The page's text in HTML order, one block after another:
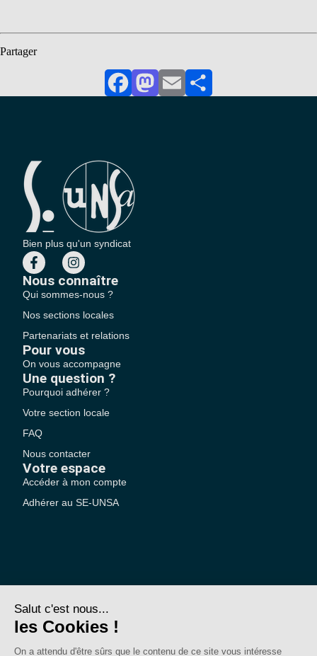
Partager
FacebookMastodon
EmailPartager
Bien plus qu'un syndicat
Nous connaître
Qui sommes-nous ?
Nos sections locales
Partenariats et relations
Pour vous
On vous accompagne
Une question ?
Pourquoi adhérer ?
Votre section locale
FAQ
Nous contacter
Votre espace
Accéder à mon compte
Adhérer au SE-UNSA
SE-Unsa est un syndicat de l’UNSA